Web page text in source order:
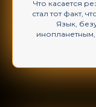
Что касается
стал тот факт,
Язык,